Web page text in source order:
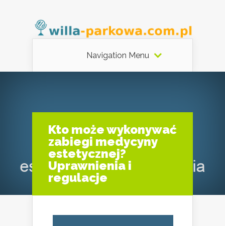
Navigation Menu
Kto może wykonywać
zabiegi medycyny
estetycznej?
Uprawnienia i
regulacje